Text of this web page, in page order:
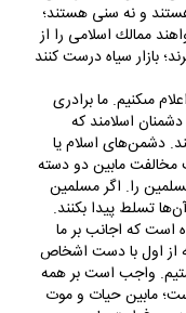
هستند و نه سنى هستند؛
ممالك اسلامى را از
بازار سياه درست كنند
مى‏كنيم. ما برادرى
اسلامند كه
دشمن‌هاى اسلام يا
مابين دو دسته
را. اگر مسلمين
تسلط پيدا بكنند.
كه اجانب بر ما
از اول با دست اشخاص
واجب است بر همه
مابين حيات و موت